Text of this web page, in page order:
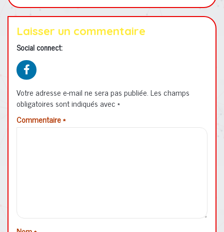
Laisser un commentaire
Social connect:
Votre adresse e-mail ne sera pas publiée.Les champs
obligatoires sont indiqués avec*
Commentaire*